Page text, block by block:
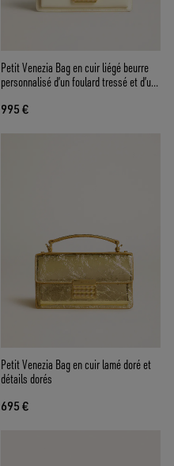
Petit Venezia Bag en cuir liégé beurre
personnalisé d’un foulard tressé et d’un
995 €
Petit Venezia Bag en cuir lamé doré et
détails dorés
695 €